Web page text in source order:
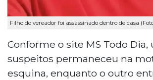
Filho do vereador foi assassinado dentro de casa
Conforme o site MS Todo Dia,
suspeitos permaneceu na
esquina, enquanto o outro